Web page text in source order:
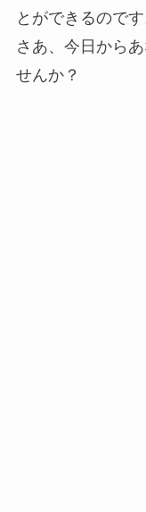
とができるのです
さあ、今日から
せんか？